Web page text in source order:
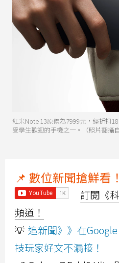
紅米Note 13原價為7999元，經折扣
受學生歡迎的手機之一。（照片翻攝
📌 數位新聞搶鮮看！
訂閱《
頻道！
💡 追新聞》》在
技玩家好文不漏接！